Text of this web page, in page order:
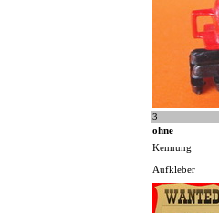
3
ohne
Kennung
Aufkleber